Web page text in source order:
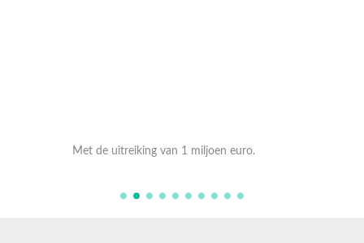
Met de uitreiking van 1 miljoen euro.